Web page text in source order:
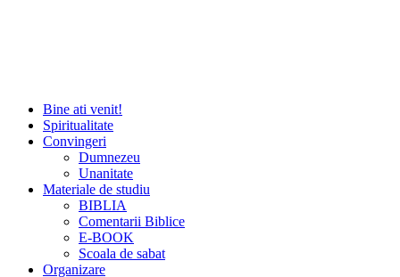
Bine ati venit!
Spiritualitate
Convingeri
Dumnezeu
Unanitate
Materiale de studiu
BIBLIA
Comentarii Biblice
E-BOOK
Scoala de sabat
Organizare